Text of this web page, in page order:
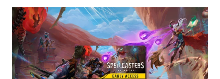
Commentaire*
Votre nom*